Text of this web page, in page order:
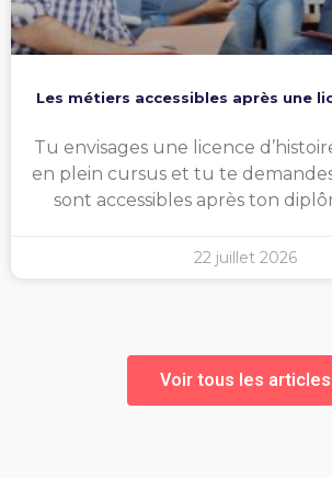
Les métiers accessibles après une
Tu envisages une licence
en plein cursus et tu te
sont accessibles après ton
22 juillet 2026
Voir tous les articles